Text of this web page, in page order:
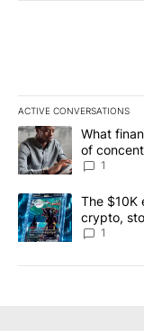
ACTIVE CONVERSATIONS
The following is a
A trending article
What
of
1
A trending article
The $10K
crypto,
8
1